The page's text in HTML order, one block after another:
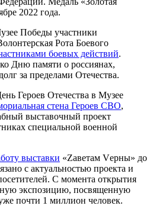
2022 года.
Победы участники
Рота Боевого
боевых действий.
Дню памяти о россиянах,
за пределами Отечества.
Героев Отечества в Музее
стена Героев СВО,
выставочный проект
специальной военной
выставки «Zаветам Vерны» до
с актуальностью проекта и
С момента открытия
экспозицию, посвященную
почти 1 миллион человек.